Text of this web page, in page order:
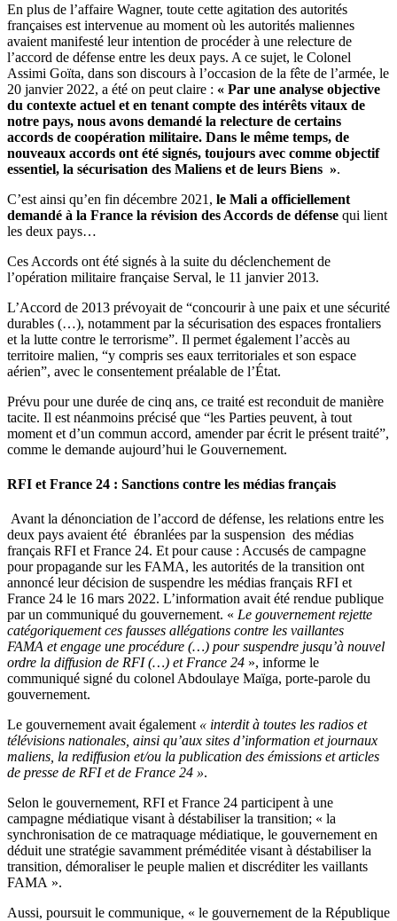
En plus de l’affaire Wagner, toute cette agitation des autorités
françaises est intervenue au moment où les autorités maliennes
avaient manifesté leur intention de procéder à une relecture de
l’accord de défense entre les deux pays. A ce sujet, le Colonel
Assimi Goïta, dans son discours à l’occasion de la fête de l’armée, le
20 janvier 2022, a été on peut claire : « Par une analyse objective
du contexte actuel et en tenant compte des intérêts vitaux de
notre pays, nous avons demandé la relecture de certains
accords de coopération militaire. Dans le même temps, de
nouveaux accords ont été signés, toujours avec comme objectif
essentiel, la sécurisation des Maliens et de leurs Biens ».
C’est ainsi qu’en fin décembre 2021, le Mali a officiellement
demandé à la France la révision des Accords de défense qui lient
les deux pays…
Ces Accords ont été signés à la suite du déclenchement de
l’opération militaire française Serval, le 11 janvier 2013.
L’Accord de 2013 prévoyait de “concourir à une paix et une sécurité
durables (…), notamment par la sécurisation des espaces frontaliers
et la lutte contre le terrorisme”. Il permet également l’accès au
territoire malien, “y compris ses eaux territoriales et son espace
aérien”, avec le consentement préalable de l’État.
Prévu pour une durée de cinq ans, ce traité est reconduit de manière
tacite. Il est néanmoins précisé que “les Parties peuvent, à tout
moment et d’un commun accord, amender par écrit le présent traité”,
comme le demande aujourd’hui le Gouvernement.
RFI et France 24 : Sanctions contre les médias français
Avant la dénonciation de l’accord de défense, les relations entre les
deux pays avaient été ébranlées par la suspension des médias
français RFI et France 24. Et pour cause : Accusés de campagne
pour propagande sur les FAMA, les autorités de la transition ont
annoncé leur décision de suspendre les médias français RFI et
France 24 le 16 mars 2022. L’information avait été rendue publique
par un communiqué du gouvernement. « Le gouvernement rejette
catégoriquement ces fausses allégations contre les vaillantes
FAMA et engage une procédure (…) pour suspendre jusqu’à nouvel
ordre la diffusion de RFI (…) et France 24 », informe le
communiqué signé du colonel Abdoulaye Maïga, porte-parole du
gouvernement.
Le gouvernement avait également « interdit à toutes les radios et
télévisions nationales, ainsi qu’aux sites d’information et journaux
maliens, la rediffusion et/ou la publication des émissions et articles
de presse de RFI et de France 24 ».
Selon le gouvernement, RFI et France 24 participent à une
campagne médiatique visant à déstabiliser la transition; « la
synchronisation de ce matraquage médiatique, le gouvernement en
déduit une stratégie savamment préméditée visant à déstabiliser la
transition, démoraliser le peuple malien et discréditer les vaillants
FAMA ».
Aussi, poursuit le communique, « le gouvernement de la République